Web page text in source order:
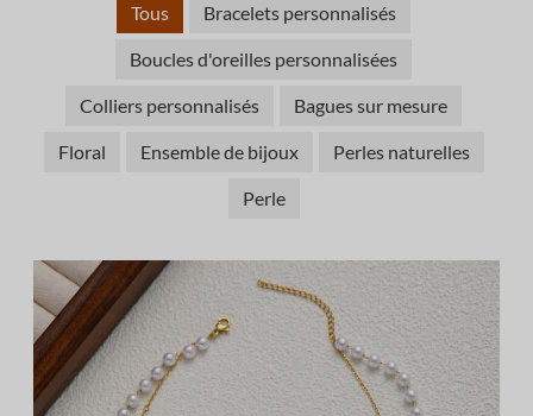
Tous Bracelets personnalisés
Boucles d'oreilles personnalisées
Colliers personnalisés Bagues sur mesure
Floral Ensemble de bijoux Perles naturelles
Perle